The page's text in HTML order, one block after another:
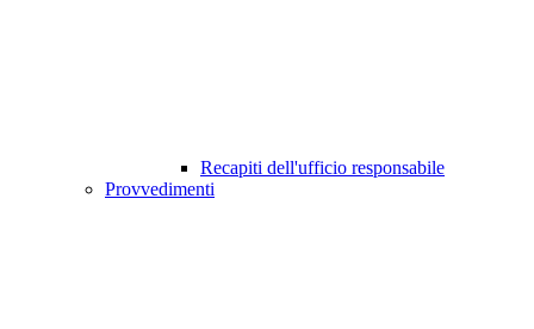
Recapiti dell'ufficio responsabile
Provvedimenti